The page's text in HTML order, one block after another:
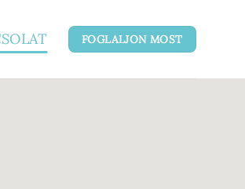
FOGLALJON MOST